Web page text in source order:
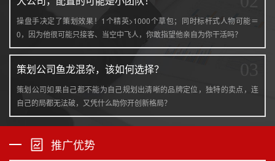
操盘手决定了策划效果！1个精英>1000个草包；同时标杆式人物可能＝
0，因为他很可能只接客、当空中飞人，你敢指望他亲自为你干活吗？
03
策划公司鱼龙混杂，该如何选择？
策划公司如果自己都不能为自己规划出清晰的品牌定位，独特的卖点，连
自己的局都无法破，又凭什么助你开创新格局？
推广优势